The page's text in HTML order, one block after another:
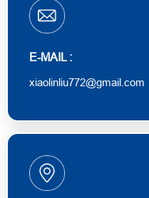
E-MAIL :
xiaolinliu772@gmail.com